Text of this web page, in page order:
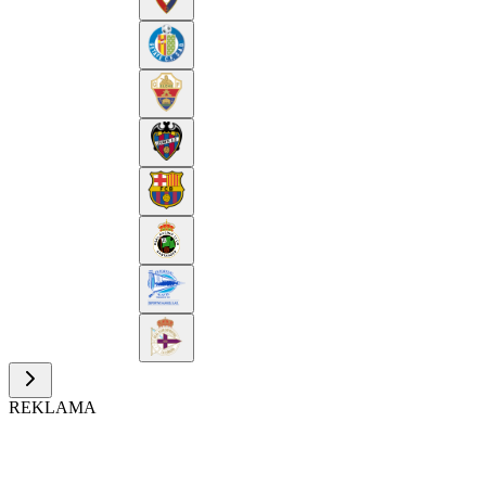
REKLAMA